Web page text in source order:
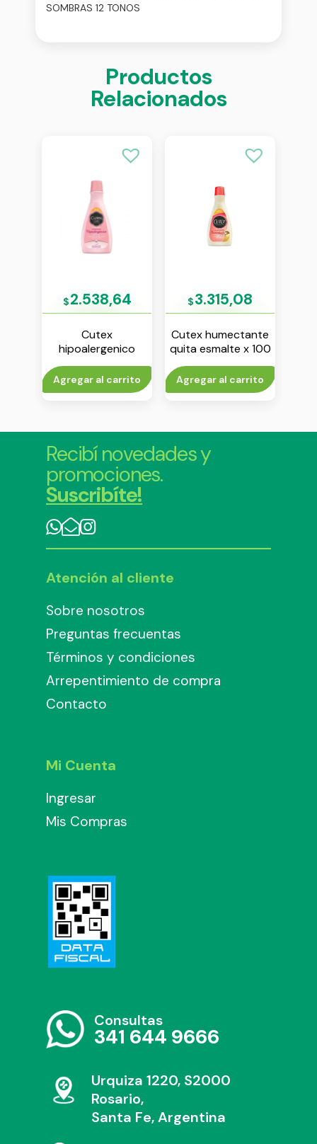
SOMBRAS 12 TONOS
Productos
Relacionados
$2.538,64
Cutex
hipoalergenico
quita esmalte x 50
ml
Agregar al carrito
$3.315,08
Cutex humectante
quita esmalte x 100
ml
Agregar al carrito
Recibí novedades y
promociones.
Suscribíte!
Atención al cliente
Sobre nosotros
Preguntas frecuentas
Términos y condiciones
Arrepentimiento de compra
Contacto
Mi Cuenta
Ingresar
Mis Compras
Consultas
341 644 9666
Urquiza 1220, S2000
Rosario,
Santa Fe, Argentina